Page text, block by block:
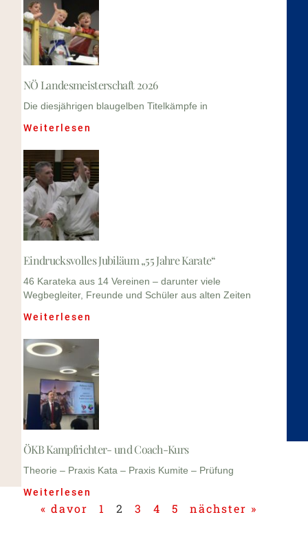
NÖ Landesmeisterschaft 2026
Die diesjährigen blaugelben Titelkämpfe in
Weiterlesen
Eindrucksvolles Jubiläum „55 Jahre Karate“
46 Karateka aus 14 Vereinen – darunter viele
Wegbegleiter, Freunde und Schüler aus alten Zeiten
Weiterlesen
ÖKB Kampfrichter- und Coach-Kurs
Theorie – Praxis Kata – Praxis Kumite – Prüfung
Weiterlesen
« davor 1 2 3 4 5 nächster »